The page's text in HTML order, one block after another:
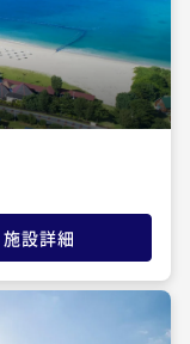
施設詳細